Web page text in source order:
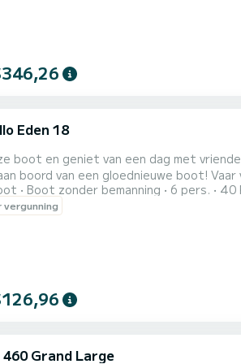
Eden 18
boot en geniet van een dag met
boord van een gloednieuwe boot!
de mooiste plekken in de Middellandse
verhuurd uitgerust met alle gadgets
Boot zonder bemanning 6 pers. 40
vergunning
Grand Large